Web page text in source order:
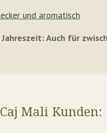
und aromatisch
Auch für
Mali Kunden: